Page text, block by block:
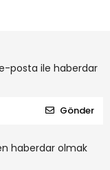
posta ile haberdar
Gönder
haberdar olmak